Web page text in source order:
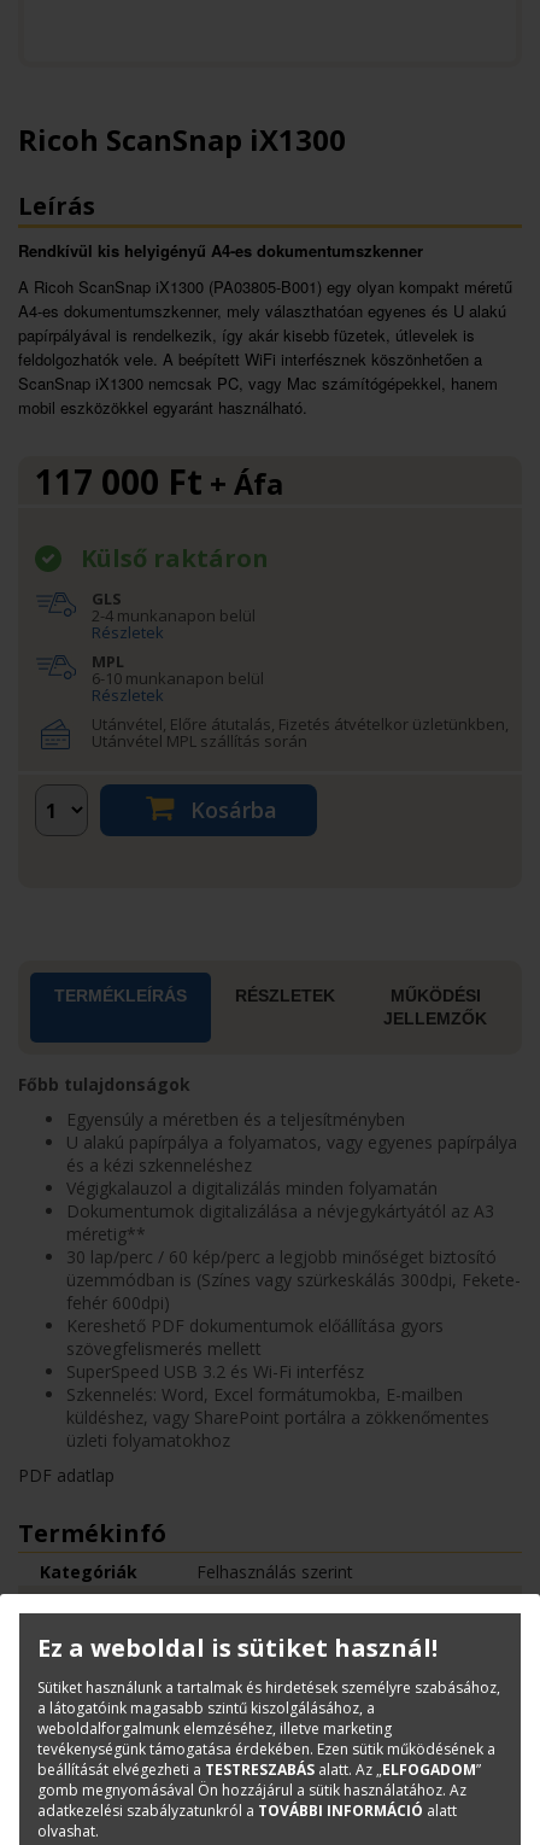
Ricoh ScanSnap iX1300
Leírás
Rendkívül kis helyigényű A4-es dokumentumszkenner
A Ricoh ScanSnap iX1300 (PA03805-B001) egy olyan kompakt méretű
A4-es dokumentumszkenner, mely választhatóan egyenes és U alakú
papírpályával is rendelkezik, így akár kisebb füzetek, útlevelek is
feldolgozhatók vele. A beépített WiFi interfésznek köszönhetően a
ScanSnap iX1300 nemcsak PC, vagy Mac számítógépekkel, hanem
mobil eszközökkel egyaránt használható.
117 000 Ft + Áfa
Külső raktáron
GLS
2-4 munkanapon belül
Részletek
MPL
6-10 munkanapon belül
Részletek
Utánvétel, Előre átutalás, Fizetés átvételkor üzletünkben,
Utánvétel MPL szállítás során
Kosárba
TERMÉKLEÍRÁS RÉSZLETEK
MŰKÖDÉSI
JELLEMZŐK
Főbb tulajdonságok
Egyensúly a méretben és a teljesítményben
U alakú papírpálya a folyamatos, vagy egyenes papírpálya
és a kézi szkenneléshez
Végigkalauzol a digitalizálás minden folyamatán
Dokumentumok digitalizálása a névjegykártyától az A3
méretig**
30 lap/perc / 60 kép/perc a legjobb minőséget biztosító
üzemmódban is (Színes vagy szürkeskálás 300dpi, Fekete-
fehér 600dpi)
Kereshető PDF dokumentumok előállítása gyors
szövegfelismerés mellett
SuperSpeed USB 3.2 és Wi-Fi interfész
Szkennelés: Word, Excel formátumokba, E-mailben
küldéshez, vagy SharePoint portálra a zökkenőmentes
üzleti folyamatokhoz
PDF adatlap
Termékinfó
Kategóriák
Felhasználás szerint
Márka szerint
Méret szerint
A4 méret
Ricoh
ScanSnap sorozat
Cikkszám:
Ez a weboldal is sütiket használ!
Sütiket használunk a tartalmak és hirdetések személyre szabásához,
a látogatóink magasabb szintű kiszolgálásához, a
weboldalforgalmunk elemzéséhez, illetve marketing
tevékenységünk támogatása érdekében. Ezen sütik működésének a
beállítását elvégezheti a TESTRESZABÁS alatt. Az „ELFOGADOM”
gomb megnyomásával Ön hozzájárul a sütik használatához. Az
adatkezelési szabályzatunkról a TOVÁBBI INFORMÁCIÓ alatt
olvashat.